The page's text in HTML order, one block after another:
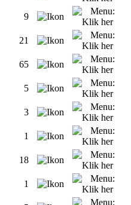
9
21
65
5
3
1
18
1